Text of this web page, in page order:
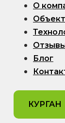
О
Блог
КУРГАН